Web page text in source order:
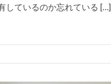
しているのか忘れている […]